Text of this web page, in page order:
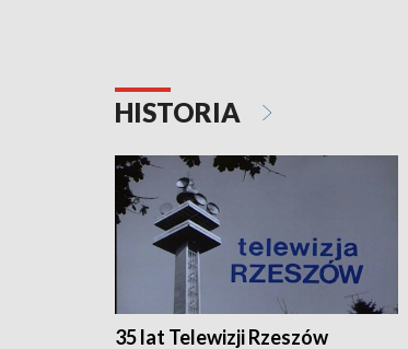
HISTORIA
35 lat Telewizji Rzeszów